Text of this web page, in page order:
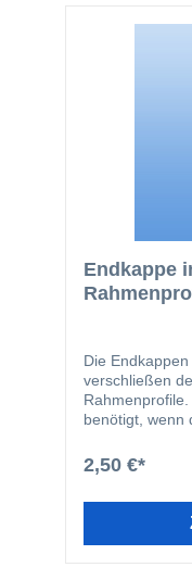
Endkappe
Die
verschließen
benötigt, wenn
2,50 €*